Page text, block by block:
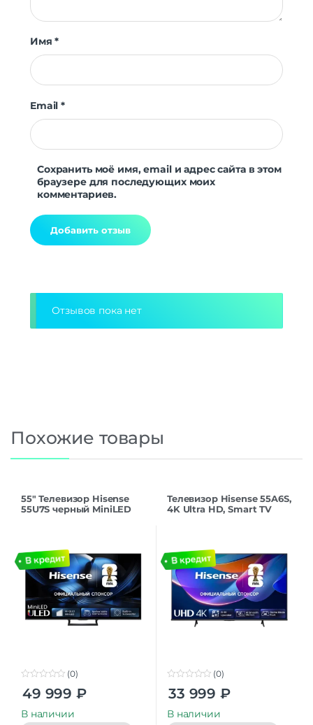
Имя*
Email*
Сохранить моё имя, email и адрес сайта в этом
браузере для последующих моих
комментариев.
Отзывов пока нет
Похожие товары
55″ Телевизор Hisense
55U7S черный MiniLED
o
t
o
(0)
49 999 ₽
В наличии
Телевизор Hisense 55A6S,
4K Ultra HD, Smart TV
o
t
o
(0)
33 999 ₽
В наличии